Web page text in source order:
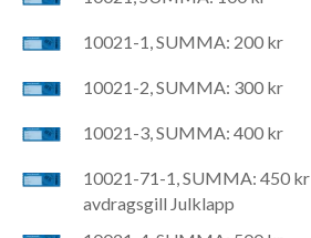
10021-1, SUMMA: 200 kr
10021-2, SUMMA: 300 kr
10021-3, SUMMA: 400 kr
10021-71-1, SUMMA: 450 kr
avdragsgill Julklapp